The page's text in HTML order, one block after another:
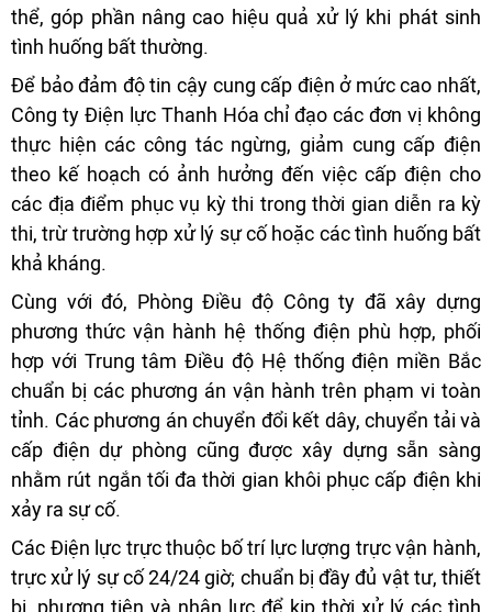
thể, góp phần nâng cao hiệu quả xử lý khi phát sinh
tình huống bất thường.
Để bảo đảm độ tin cậy cung cấp điện ở mức cao nhất,
Công ty Điện lực Thanh Hóa chỉ đạo các đơn vị không
thực hiện các công tác ngừng, giảm cung cấp điện
theo kế hoạch có ảnh hưởng đến việc cấp điện cho
các địa điểm phục vụ kỳ thi trong thời gian diễn ra kỳ
thi, trừ trường hợp xử lý sự cố hoặc các tình huống bất
khả kháng.
Cùng với đó, Phòng Điều độ Công ty đã xây dựng
phương thức vận hành hệ thống điện phù hợp, phối
hợp với Trung tâm Điều độ Hệ thống điện miền Bắc
chuẩn bị các phương án vận hành trên phạm vi toàn
tỉnh. Các phương án chuyển đổi kết dây, chuyển tải và
cấp điện dự phòng cũng được xây dựng sẵn sàng
nhằm rút ngắn tối đa thời gian khôi phục cấp điện khi
xảy ra sự cố.
Các Điện lực trực thuộc bố trí lực lượng trực vận hành,
trực xử lý sự cố 24/24 giờ; chuẩn bị đầy đủ vật tư, thiết
bị, phương tiện và nhân lực để kịp thời xử lý các tình